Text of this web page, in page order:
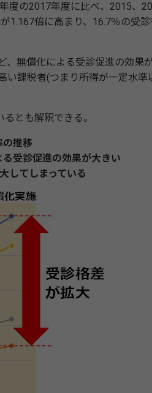
度の2017年度に比べ、2015、
1.167倍に高まり、16.7％の受
無償化による受診促進の効果
課税者(つまり所得が一定水準
とも解釈できる。
の推移
受診促進の効果が大きい
してしまっている